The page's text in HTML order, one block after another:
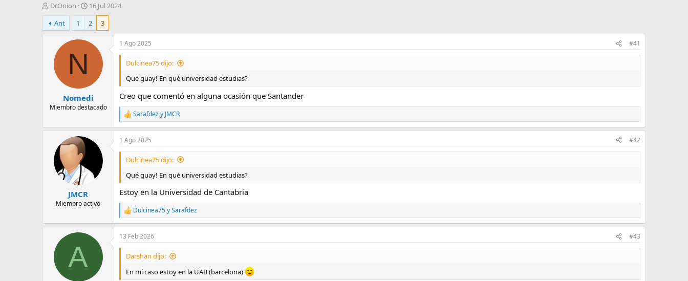
A
u
t
o
Dr.Onion
F
e
c
h
a
i
c
i
16 Jul 2024
Ant
1 2 3
N
Nomedi
Miembro destacado
1 Ago 2025 #41
Dulcinea75 dijo:
Qué guay! En qué universidad estudias?
Creo que comentó en alguna ocasión que Santander
R
e
a
c
c
n
e
s
Sarafdezy JMCR
JMCR
Miembro activo
1 Ago 2025 #42
Dulcinea75 dijo:
Qué guay! En qué universidad estudias?
Estoy en la Universidad de Cantabria
R
e
a
c
c
e
Dulcinea75ySarafdez
A
13 Feb 2026 #43
Darshan dijo:
En mi caso estoy en la UAB (barcelona)